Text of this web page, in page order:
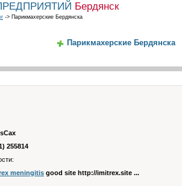
Бердянск
-> Парикмахерские Бердянска
Парикмахерские Бердянска
255814
meningitis good site http://imitrex.site ...